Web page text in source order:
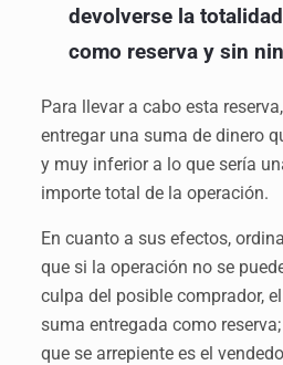
devolverse la
como reserva y sin
Para llevar a cabo esta
entregar una suma de dinero
y muy inferior a lo que sería
importe total de la operación.
En cuanto a sus efectos,
que si la operación no se
culpa del posible comprador,
suma entregada como
que se arrepiente es el